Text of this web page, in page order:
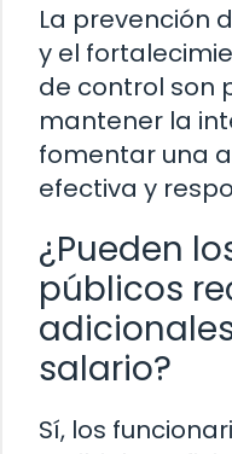
La prevención
y el
de control son
mantener la
fomentar una
efectiva y
¿Pueden
públicos
salario?
Sí, los